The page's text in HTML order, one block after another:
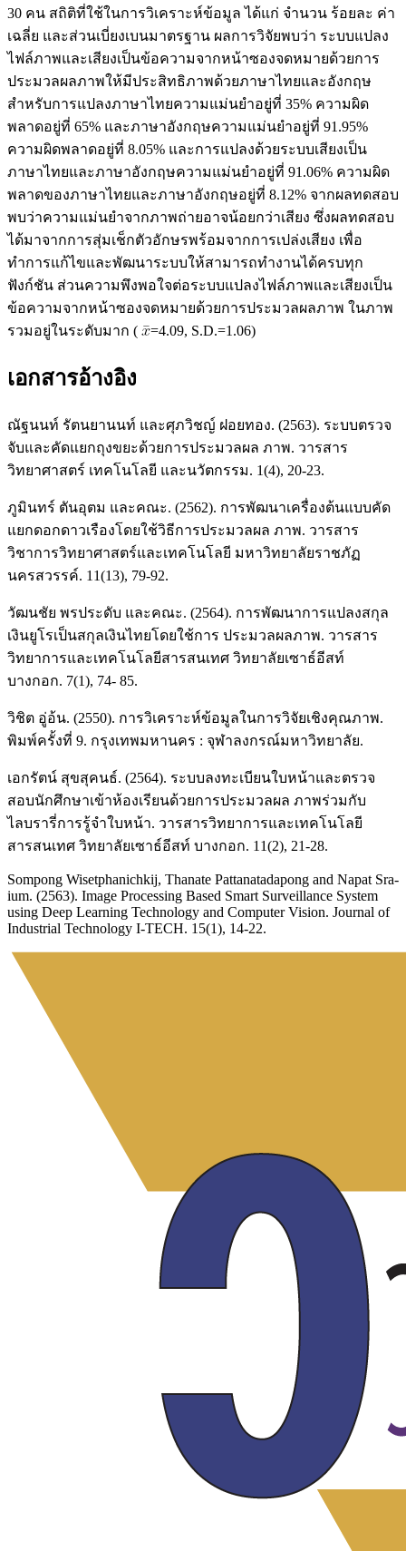
30 คน สถิติที่ใช้ในการวิเคราะห์ข้อมูล ได้แก่ จำนวน ร้อยละ ค่า
เฉลี่ย และส่วนเบี่ยงเบนมาตรฐาน ผลการวิจัยพบว่า ระบบแปลง
ไฟล์ภาพและเสียงเป็นข้อความจากหน้าซองจดหมายด้วยการ
ประมวลผลภาพให้มีประสิทธิภาพด้วยภาษาไทยและอังกฤษ
สำหรับการแปลงภาษาไทยความแม่นยำอยู่ที่ 35% ความผิด
พลาดอยู่ที่ 65% และภาษาอังกฤษความแม่นยำอยู่ที่ 91.95%
ความผิดพลาดอยู่ที่ 8.05% และการแปลงด้วยระบบเสียงเป็น
ภาษาไทยและภาษาอังกฤษความแม่นยำอยู่ที่ 91.06% ความผิด
พลาดของภาษาไทยและภาษาอังกฤษอยู่ที่ 8.12% จากผลทดสอบ
พบว่าความแม่นยำจากภาพถ่ายอาจน้อยกว่าเสียง ซึ่งผลทดสอบ
ได้มาจากการสุ่มเช็กตัวอักษรพร้อมจากการเปล่งเสียง เพื่อ
ทำการแก้ไขและพัฒนาระบบให้สามารถทำงานได้ครบทุก
ฟังก์ชัน ส่วนความพึงพอใจต่อระบบแปลงไฟล์ภาพและเสียงเป็น
ข้อความจากหน้าซองจดหมายด้วยการประมวลผลภาพ ในภาพ
รวมอยู่ในระดับมาก (
=4.09, S.D.=1.06)
เอกสารอ้างอิง
ณัฐนนท์ รัตนยานนท์ และศุภวิชญ์ ฝอยทอง. (2563). ระบบตรวจ
จับและคัดแยกถุงขยะด้วยการประมวลผล ภาพ. วารสาร
วิทยาศาสตร์ เทคโนโลยี และนวัตกรรม. 1(4), 20-23.
ภูมินทร์ ตันอุตม และคณะ. (2562). การพัฒนาเครื่องต้นแบบคัด
แยกดอกดาวเรืองโดยใช้วิธีการประมวลผล ภาพ. วารสาร
วิชาการวิทยาศาสตร์และเทคโนโลยี มหาวิทยาลัยราชภัฏ
นครสวรรค์. 11(13), 79-92.
วัฒนชัย พรประดับ และคณะ. (2564). การพัฒนาการแปลงสกุล
เงินยูโรเป็นสกุลเงินไทยโดยใช้การ ประมวลผลภาพ. วารสาร
วิทยาการและเทคโนโลยีสารสนเทศ วิทยาลัยเซาธ์อีสท์
บางกอก. 7(1), 74- 85.
วิชิต อู่อ้น. (2550). การวิเคราะห์ข้อมูลในการวิจัยเชิงคุณภาพ.
พิมพ์ครั้งที่ 9. กรุงเทพมหานคร : จุฬาลงกรณ์มหาวิทยาลัย.
เอกรัตน์ สุขสุคนธ์. (2564). ระบบลงทะเบียนใบหน้าและตรวจ
สอบนักศึกษาเข้าห้องเรียนด้วยการประมวลผล ภาพร่วมกับ
ไลบรารี่การรู้จำใบหน้า. วารสารวิทยาการและเทคโนโลยี
สารสนเทศ วิทยาลัยเซาธ์อีสท์ บางกอก. 11(2), 21-28.
Sompong Wisetphanichkij, Thanate Pattanatadapong and Napat Sra-
ium. (2563). Image Processing Based Smart Surveillance System
using Deep Learning Technology and Computer Vision. Journal of
Industrial Technology I-TECH. 15(1), 14-22.